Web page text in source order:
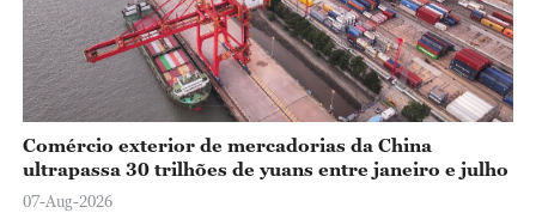
Comércio exterior de mercadorias da China
ultrapassa 30 trilhões de yuans entre janeiro e julho
07-Aug-2026